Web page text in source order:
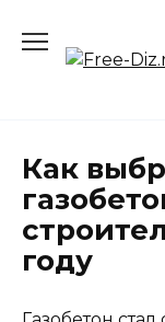
содержанию
Как
году